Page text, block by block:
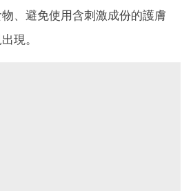
、避免使用含刺激成份的護膚
現。